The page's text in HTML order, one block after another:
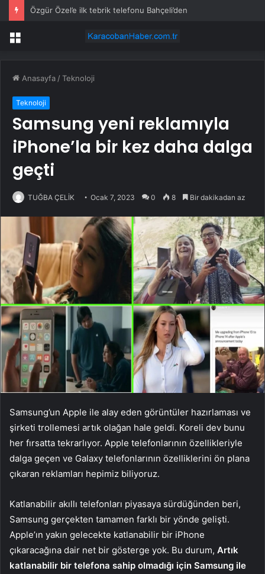
Özgür Özel’e ilk tebrik telefonu Bahçeli’den
Menü
Anasayfa /Teknoloji
Teknoloji
Samsung yeni reklamıyla
iPhone’la bir kez daha dalga
geçti
TUĞBA ÇELİK Ocak 7, 2023 0 8 Bir dakikadan az
Samsung’un Apple ile alay eden görüntüler hazırlaması ve
şirketi trollemesi artık olağan hale geldi. Koreli dev bunu
her fırsatta tekrarlıyor. Apple telefonlarının özellikleriyle
dalga geçen ve Galaxy telefonlarının özelliklerini ön plana
çıkaran reklamları hepimiz biliyoruz.
Katlanabilir akıllı telefonları piyasaya sürdüğünden beri,
Samsung gerçekten tamamen farklı bir yönde gelişti.
Apple’ın yakın gelecekte katlanabilir bir iPhone
çıkaracağına dair net bir gösterge yok. Bu durum, Artık
katlanabilir bir telefona sahip olmadığı için Samsung ile